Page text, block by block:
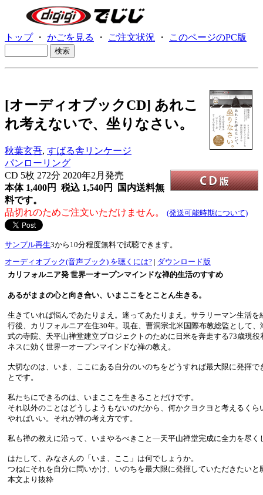
トップ・ かごを見る ・ ご注文状況 ・ このページのPC版
[オーディオブックCD] あれこ
れ考えないで、坐りなさい。
秋葉玄吾, すばる舎リンケージ
パンローリング
CD 5枚 272分 2020年2月発売
本体 1,400円 税込 1,540円
国内送料無
料です。
品切れのためご注文いただけません。
(発送可能時期について)
サンプル再生3から10分程度無料で試聴できます。
オーディオブック(音声ブック) を聴くには? | ダウンロード版
カリフォルニア発 世界一オープンマインドな禅的生活のすすめ
あるがままの心と向き合い、いまここをとことん生きる。
生きていれば悩んであたりまえ。迷ってあたりまえ。サラリーマン生活を
行後、カリフォルニア在住30年。現在、曹洞宗北米国際布教総監として
式の寺院、天平山禅堂建立プロジェクトのために日米を奔走する73歳現
ネスに効く世界一オープンマインドな禅の教え。
大切なのは、いま、ここにある自分のいのちをどうすれば最大限に発揮で
とです。
私たちにできるのは、いまここを生きることだけです。
それ以外のことはどうしようもないのだから、何かクヨクヨと考えるくら
やればいい。それが禅の考え方です。
私も禅の教えに沿って、いまやるべきこと―天平山禅堂完成に全力を尽く
はたして、みなさんの「いま、ここ」は何でしょうか。
つねにそれを自分に問いかけ、いのちを最大限に発揮していただきたいと
本文より抜粋